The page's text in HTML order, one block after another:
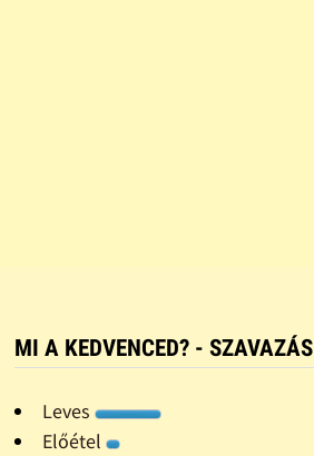
MI A KEDVENCED? - SZAVAZÁS
Leves
Előétel